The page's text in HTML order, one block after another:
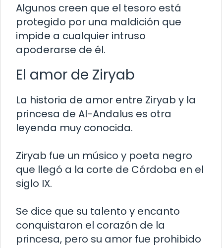
Algunos creen que el tesoro está
protegido por una maldición que
impide a cualquier intruso
apoderarse de él.
El amor de Ziryab
La historia de amor entre Ziryab y la
princesa de Al-Andalus es otra
leyenda muy conocida.
Ziryab fue un músico y poeta negro
que llegó a la corte de Córdoba en el
siglo IX.
Se dice que su talento y encanto
conquistaron el corazón de la
princesa, pero su amor fue prohibido